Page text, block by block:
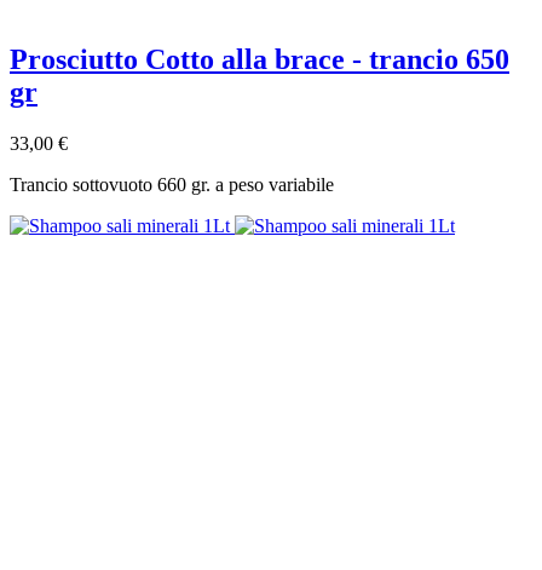
Prosciutto Cotto alla brace - trancio 650
gr
33,00 €
Trancio sottovuoto 660 gr. a peso variabile